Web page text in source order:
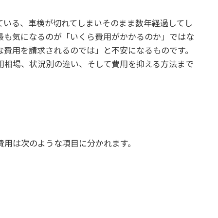
る、車検が切れてしまいそのまま数年経過してし
気になるのが「いくら費用がかかるのか」ではな
用を請求されるのでは」と不安になるものです。
場、状況別の違い、そして費用を抑える方法まで
は次のような項目に分かれます。